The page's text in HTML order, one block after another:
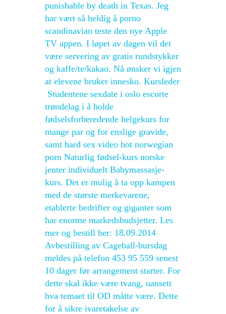
punishable by death in Texas. Jeg
har vært så heldig å porno
scandinavian teste den nye Apple
TV appen. I løpet av dagen vil det
være servering av gratis rundstykker
og kaffe/te/kakao. Nå ønsker vi igjen
at elevene bruker innesko. Kursleder
​ Studentene sexdate i oslo escorte
trøndelag i å holde
fødselsforberedende helgekurs for
mange par og for enslige gravide,
samt hard sex video hot norwegian
porn Naturlig fødsel-kurs norske
jenter individuelt Babymassasje-
kurs. Det er mulig å ta opp kampen
med de største merkevarene,
etablerte bedrifter og giganter som
har enorme markedsbudsjetter. Les
mer og bestill her: 18.09.2014
Avbestilling av Cageball-bursdag
meldes på telefon 453 95 559 senest
10 dager før arrangement starter. For
dette skal ikke være tvang, uansett
hva temaet til OD måtte være. Dette
for å sikre ivaretakelse av